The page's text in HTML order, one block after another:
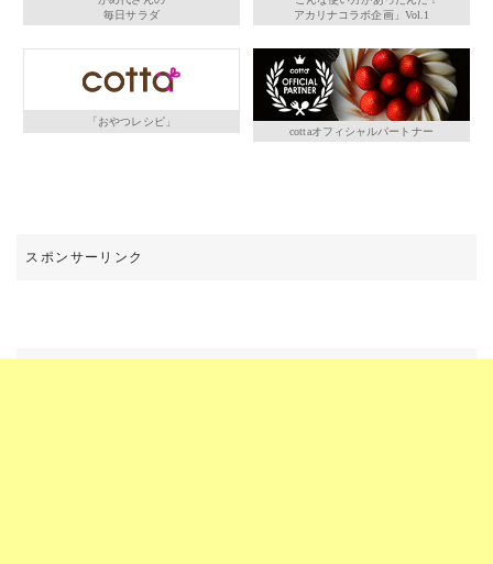
毎日サラダ
アカリナコラボ企画」Vol.1
「おやつレシピ」
cottaオフィシャルパートナー